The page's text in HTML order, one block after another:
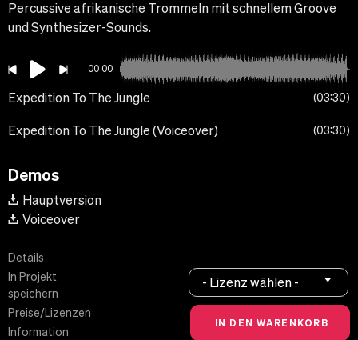
Percussive afrikanische Trommeln mit schnellem Groove
und Synthesizer-Sounds.
00:00
Expedition To The Jungle 03:30
Expedition To The Jungle (Voiceover) 03:30
Demos
Hauptversion
Voiceover
Details
In Projekt
speichern
Preise/Lizenzen
Information
- Lizenz wählen -